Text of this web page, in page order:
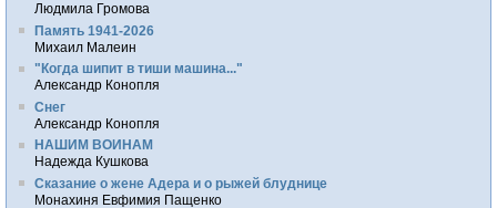
Людмила Громова
Память 1941-2026
Михаил Малеин
"Когда шипит в тиши машина..."
Александр Конопля
Снег
Александр Конопля
НАШИМ ВОИНАМ
Надежда Кушкова
Сказание о жене Адера и о рыжей блуднице
Монахиня Евфимия Пащенко